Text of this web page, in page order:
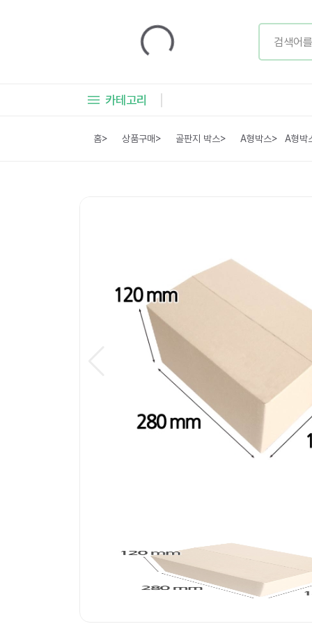
카테고리
홈> 상품구매> 골판지 박스> A형박스> A형